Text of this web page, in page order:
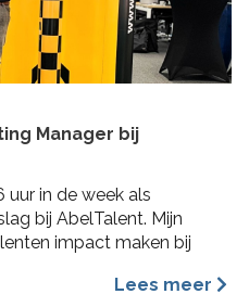
Manager bij
uur in de week als
bij AbelTalent. Mijn
impact maken bij
branding, content
Lees meer